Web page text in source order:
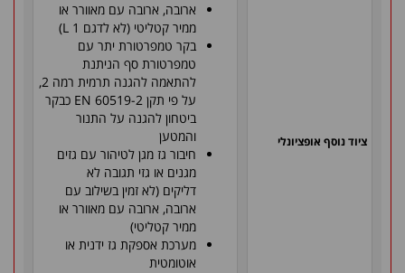
ציוד נוסף אופציונלי
ארובה, ארובה עם מאוורר או
ממיר קטליטי (לא לדגם L 1)
בקר טמפרטורת יתר עם
טמפרטורת סף הניתנת
להתאמה להגנה תרמית רמה 2,
על פי תקן EN 60519-2 כבקר
ביטחון להגנה על התנור
והמטען
חיבור גז מגן לטיהור עם גזים
מגנים או גזי תגובה לא
דליקים (לא זמין בשילוב עם
ארובה, ארובה עם מאוורר או
ממיר קטליטי)
מערכת אספקת גז ידנית או
אוטומטית